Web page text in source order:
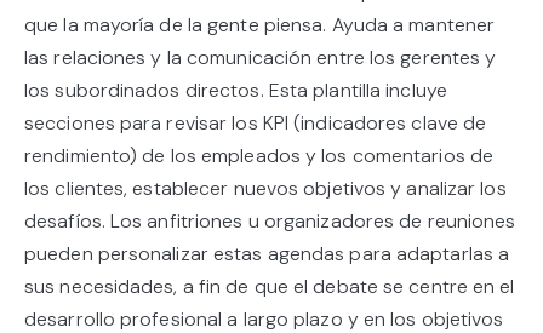
que la mayoría de la gente piensa. Ayuda a mantener
las relaciones y la comunicación entre los gerentes y
los subordinados directos. Esta plantilla incluye
secciones para revisar los KPI (indicadores clave de
rendimiento) de los empleados y los comentarios de
los clientes, establecer nuevos objetivos y analizar los
desafíos. Los anfitriones u organizadores de reuniones
pueden personalizar estas agendas para adaptarlas a
sus necesidades, a fin de que el debate se centre en el
desarrollo profesional a largo plazo y en los objetivos